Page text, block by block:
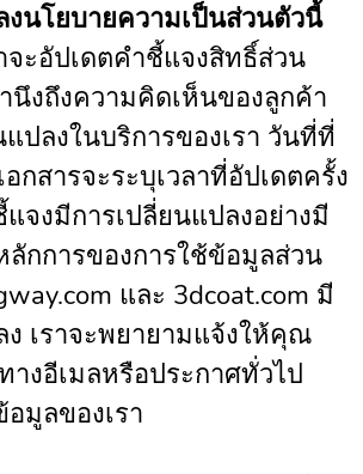
งนโยบายความเป็นส่วนตัวนี้
จะอัปเดตคำชี้แจงสิทธิ์ส่วน
งถึงความคิดเห็นของลูกค้า
ปลงในบริการของเรา วันที่ที่
กสารจะระบุเวลาที่อัปเดตครั้ง
จงมีการเปลี่ยนแปลงอย่างมี
กการของการใช้ข้อมูลส่วน
และ 3dcoat.com มี
ง เราจะพยายามแจ้งให้คุณ
างอีเมลหรือประกาศทั่วไป
มูลของเรา